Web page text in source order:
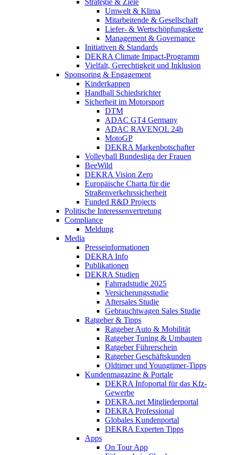
Umwelt & Klima
Mitarbeitende & Gesellschaft
Liefer- & Wertschöpfungskette
Management & Governance
Initiativen & Standards
DEKRA Climate Impact-Programm
Vielfalt, Gerechtigkeit und Inklusion​
Sponsoring & Engagement
Kinderkappen
Handball Schiedsrichter
Sicherheit im Motorsport
DTM
ADAC GT4 Germany
ADAC RAVENOL 24h
MotoGP
DEKRA Markenbotschafter
Volleyball Bundesliga der Frauen
BeeWild
DEKRA Vision Zero
Europäische Charta für die
Straßenverkehrssicherheit
Funded R&D Projects
Politische Interessenvertretung
Compliance
Meldung
Media
Presseinformationen
DEKRA Info
Publikationen
DEKRA Studien
Fahrradstudie 2025
Versicherungsstudie
Aftersales Studie
Gebrauchtwagen Sales Studie
Ratgeber & Tipps
Ratgeber Auto & Mobilität
Ratgeber Tuning & Umbauten
Ratgeber Führerschein
Ratgeber Geschäftskunden
Oldtimer und Youngtimer-Tipps
Kundenmagazine & Portale
DEKRA Infoportal für das Kfz-
Gewerbe
DEKRA.net Mitgliederportal
DEKRA Professional
Globales Kundenportal
DEKRA Experten Tipps
Apps
On Tour App